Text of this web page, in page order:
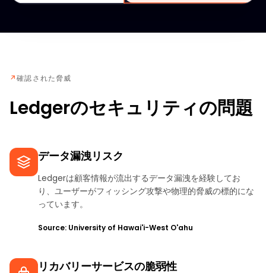
↗確認された脅威
Ledgerのセキュリティの問題
データ漏洩リスク
Ledgerは顧客情報が流出するデータ漏洩を経験してお
り、ユーザーがフィッシング攻撃や物理的脅威の標的にな
っています。
Source: University of Hawai'i-West O'ahu
リカバリーサービスの脆弱性